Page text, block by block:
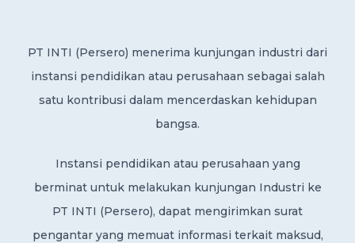
PT INTI (Persero) menerima kunjungan industri dari
instansi pendidikan atau perusahaan sebagai salah
satu kontribusi dalam mencerdaskan kehidupan
bangsa.
Instansi pendidikan atau perusahaan yang
berminat untuk melakukan kunjungan Industri ke
PT INTI (Persero), dapat mengirimkan surat
pengantar yang memuat informasi terkait maksud,